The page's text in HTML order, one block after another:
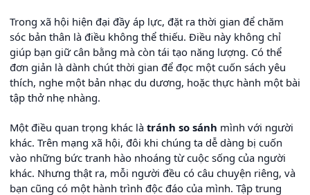
Trong xã hội hiện đại đầy áp lực, đặt ra thời gian để chăm
sóc bản thân là điều không thể thiếu. Điều này không chỉ
giúp bạn giữ cân bằng mà còn tái tạo năng lượng. Có thể
đơn giản là dành chút thời gian để đọc một cuốn sách yêu
thích, nghe một bản nhạc du dương, hoặc thực hành một bài
tập thở nhẹ nhàng.
Một điều quan trọng khác là tránh so sánh mình với người
khác. Trên mạng xã hội, đôi khi chúng ta dễ dàng bị cuốn
vào những bức tranh hào nhoáng từ cuộc sống của người
khác. Nhưng thật ra, mỗi người đều có câu chuyện riêng, và
bạn cũng có một hành trình độc đáo của mình. Tập trung